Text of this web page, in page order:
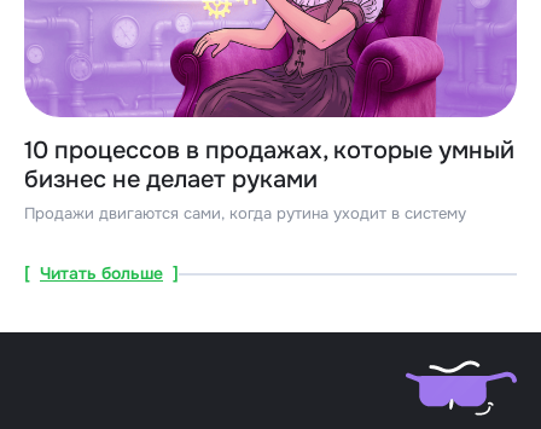
10 процессов в продажах, которые умный
бизнес не делает руками
Продажи двигаются сами, когда рутина уходит в систему
[ Читать больше ]